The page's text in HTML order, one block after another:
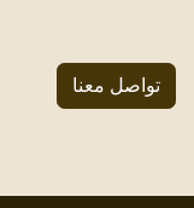
تواصل معنا